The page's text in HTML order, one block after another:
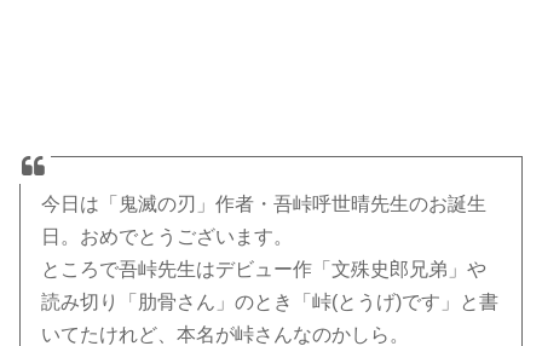
今日は「鬼滅の刃」作者・吾峠呼世晴先生のお誕生
日。おめでとうございます。
ところで吾峠先生はデビュー作「文殊史郎兄弟」や
読み切り「肋骨さん」のとき「峠(とうげ)です」と書
いてたけれど、本名が峠さんなのかしら。